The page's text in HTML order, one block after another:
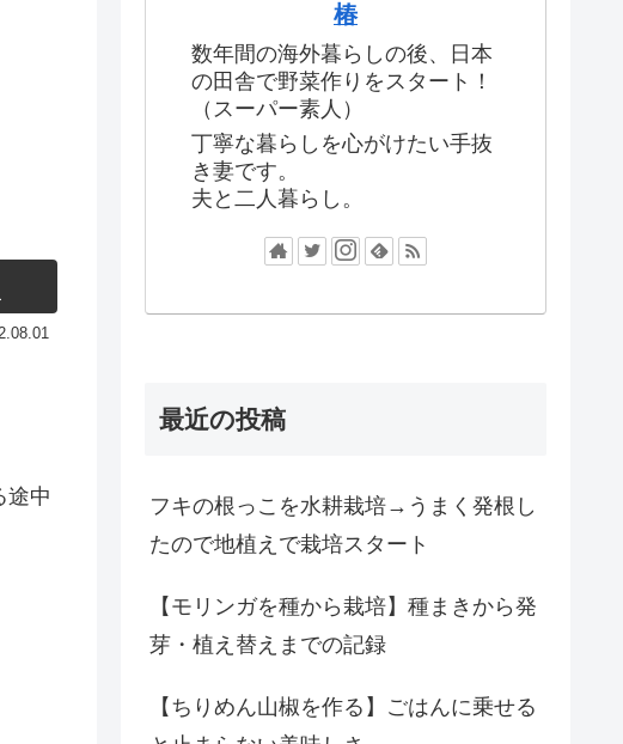
途中
椿
数年間の海外暮らしの後、日本
の田舎で野菜作りをスタート！
（スーパー素人）
丁寧な暮らしを心がけたい手抜
き妻です。
夫と二人暮らし。
最近の投稿
フキの根っこを水耕栽培→うまく発根し
たので地植えで栽培スタート
【モリンガを種から栽培】種まきから発
芽・植え替えまでの記録
【ちりめん山椒を作る】ごはんに乗せる